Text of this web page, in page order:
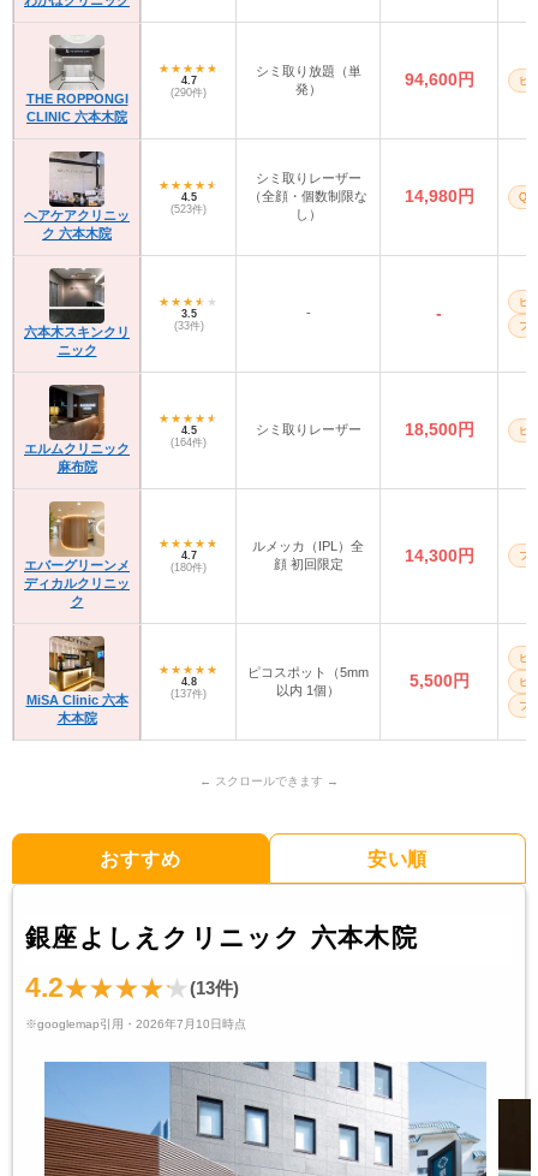
THE ROPPONGI
CLINIC 六本木院
4.7
(290件)
シミ取り放題（単
発）
94,600円 ピ
ヘアケアクリニッ
ク 六本木院
4.5
(523件)
シミ取りレーザー
（全顔・個数制限な
し）
14,980円 Q
六本木スキンクリ
ニック
3.5
(33件)
- -
ピ
フ
エルムクリニック
麻布院
4.5
(164件)
シミ取りレーザー 18,500円 ピ
エバーグリーンメ
ディカルクリニッ
ク
4.7
(180件)
ルメッカ（IPL）全
顔 初回限定
14,300円 フ
MiSA Clinic 六本
木本院
4.8
(137件)
ピコスポット（5mm
以内 1個）
5,500円
ピ
ピ
フ
おすすめ 安い順
銀座よしえクリニック 六本木院
4.2 (13件)
※googlemap引用・2026年7月10日時点